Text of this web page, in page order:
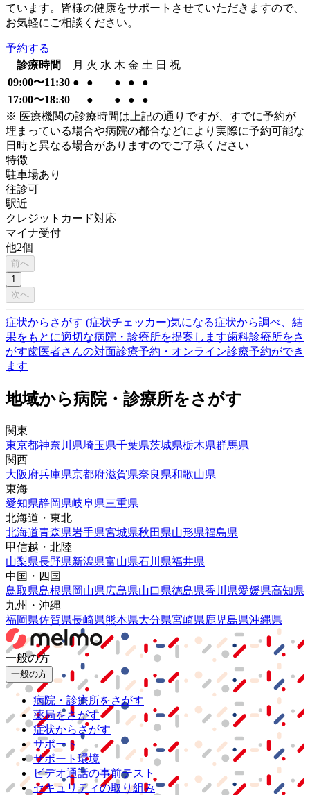
ています。皆様の健康をサポートさせていただきますので、
お気軽にご相談ください。
予約する
診療時間
月 火 水 木 金 土 日 祝
09:00〜11:30 ● ● ● ●
●
17:00〜18:30
● ● ●
●
※ 医療機関の診療時間は上記の通りですが、すでに予約が
埋まっている場合や病院の都合などにより実際に予約可能な
日時と異なる場合がありますのでご了承ください
特徴
駐車場あり
往診可
駅近
クレジットカード対応
マイナ受付
他2個
前へ
1
次へ
症状からさがす (症状チェッカー)気になる症状から調べ、結
果をもとに適切な病院・診療所を提案します歯科診療所をさ
がす歯医者さんの対面診療予約・オンライン診療予約ができ
ます
地域から病院・診療所をさがす
関東
東京都神奈川県埼玉県千葉県茨城県栃木県群馬県
関西
大阪府兵庫県京都府滋賀県奈良県和歌山県
東海
愛知県静岡県岐阜県三重県
北海道・東北
北海道青森県岩手県宮城県秋田県山形県福島県
甲信越・北陸
山梨県長野県新潟県富山県石川県福井県
中国・四国
鳥取県島根県岡山県広島県山口県徳島県香川県愛媛県高知県
九州・沖縄
福岡県佐賀県長崎県熊本県大分県宮崎県鹿児島県沖縄県
一般の方
一般の方
病院・診療所をさがす
薬局をさがす
症状からさがす
サポート
サポート環境
ビデオ通話の事前テスト
セキュリティの取り組み